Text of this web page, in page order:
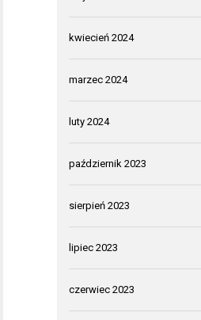
kwiecień 2024
marzec 2024
luty 2024
październik 2023
sierpień 2023
lipiec 2023
czerwiec 2023